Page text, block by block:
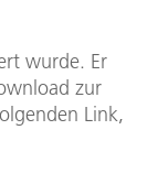
wurde. Er
zur
Link,